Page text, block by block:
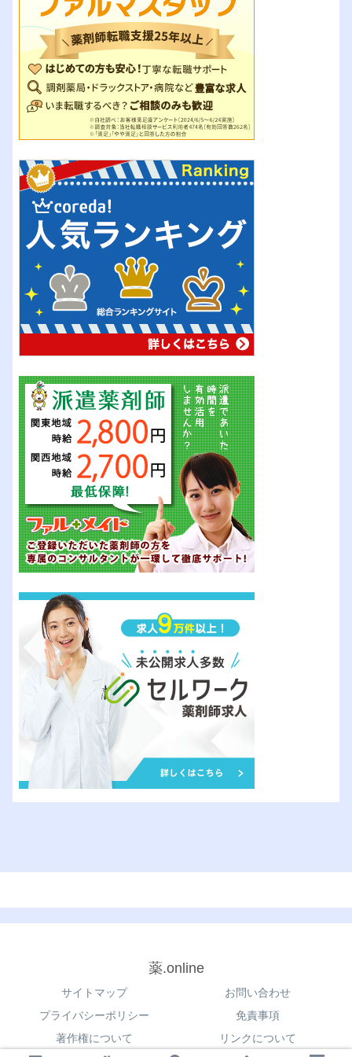
薬.online
サイトマップ
お問い合わせ
プライバシーポリシー
免責事項
著作権について
リンクについて